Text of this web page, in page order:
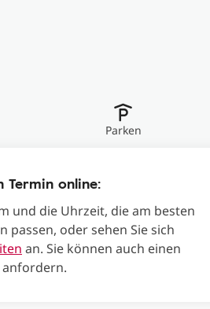
Parken
Termin online:
und die Uhrzeit, die am besten
passen, oder sehen Sie sich
an. Sie können auch einen
anfordern.